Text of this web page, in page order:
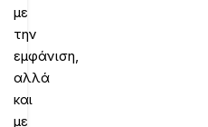
με
την
εμφάνιση,
αλλά
και
με